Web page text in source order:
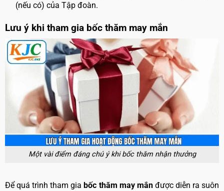
(nếu có) của Tập đoàn.
Lưu ý khi tham gia bốc thăm may mắn
Một vài điểm đáng chú ý khi bốc thăm nhận thưởng
Để quá trình tham gia bốc thăm may mắnđược diễn ra suôn